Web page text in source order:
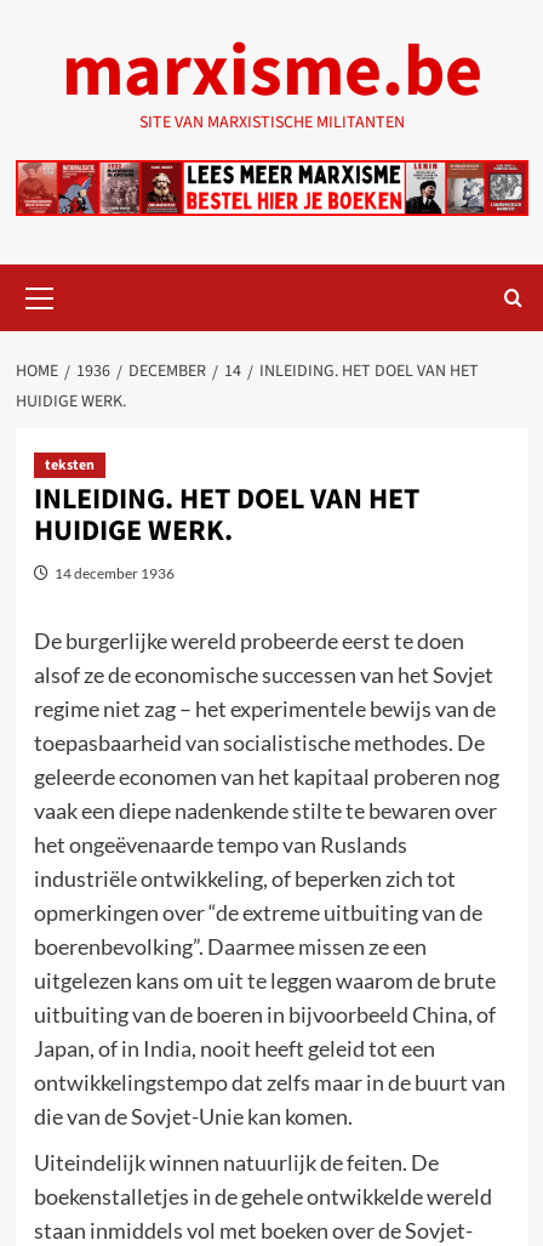
marxisme.be
SITE VAN MARXISTISCHE MILITANTEN
menu
HOME 1936 DECEMBER 14
INLEIDING. HET DOEL VAN HET
HUIDIGE WERK.
teksten
INLEIDING. HET DOEL VAN HET
HUIDIGE WERK.
14 december 1936
De burgerlijke wereld probeerde eerst te doen
alsof ze de economische successen van het Sovjet
regime niet zag – het experimentele bewijs van de
toepasbaarheid van socialistische methodes. De
geleerde economen van het kapitaal proberen nog
vaak een diepe nadenkende stilte te bewaren over
het ongeëvenaarde tempo van Ruslands
industriële ontwikkeling, of beperken zich tot
opmerkingen over “de extreme uitbuiting van de
boerenbevolking”. Daarmee missen ze een
uitgelezen kans om uit te leggen waarom de brute
uitbuiting van de boeren in bijvoorbeeld China, of
Japan, of in India, nooit heeft geleid tot een
ontwikkelingstempo dat zelfs maar in de buurt van
die van de Sovjet-Unie kan komen.
Uiteindelijk winnen natuurlijk de feiten. De
boekenstalletjes in de gehele ontwikkelde wereld
staan inmiddels vol met boeken over de Sovjet-